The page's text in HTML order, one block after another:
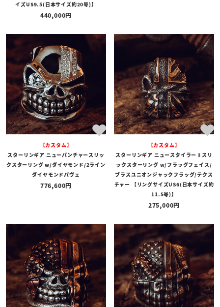
イズUS9.5(日本サイズ約20号)】
440,000
【カスタム】
スターリンギア ニューパンチャースリッ
クスターリング w/ダイヤモンド/2ライン
ダイヤモンドパヴェ
776,600
【カスタム】
スターリンギア ニュースタイラーⅡスリ
ックスターリング w/フラッグフェイス/
ブラスユニオンジャックフラッグ/テクス
チャー 【リングサイズUS6(日本サイズ約
11.5号)】
275,000